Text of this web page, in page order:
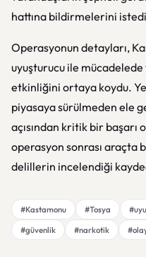
hattına bildirmelerini
Operasyonun detayları,
uyuşturucu ile mücadelede
etkinliğini ortaya koydu.
piyasaya sürülmeden ele
açısından kritik bir başarı
operasyon sonrası araçta
delillerin incelendiği
#Kastamonu #Tosya
#güvenlik
#narkotik